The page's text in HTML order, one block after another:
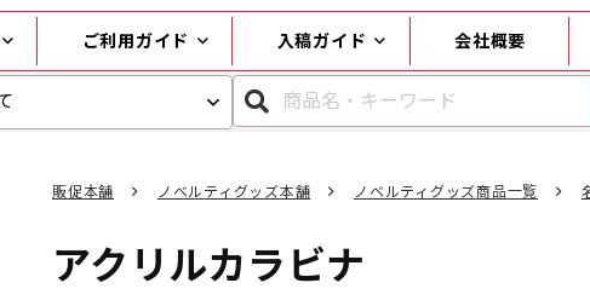
ご利用ガイド 入稿ガイド 会社概要
販促本舗 ノベルティグッズ本舗 ノベルティグッズ商品一覧
アクリルカラビナ
タンブラー